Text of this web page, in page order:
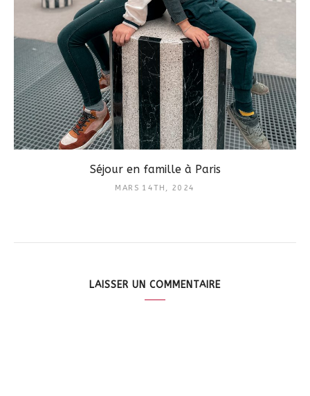
Séjour en famille à Paris
MARS 14TH, 2024
LAISSER UN COMMENTAIRE